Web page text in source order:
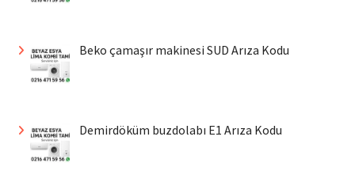
Beko çamaşır makinesi SUD Arıza Kodu
Demirdöküm buzdolabı E1 Arıza Kodu